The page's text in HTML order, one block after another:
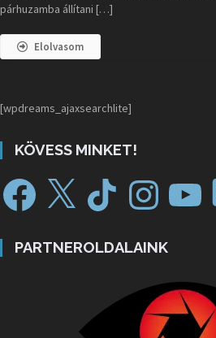
párhuzamba állítani […]
Elolvasom
[wpdreams_ajaxsearchlite]
KÖVESS MINKET!
PARTNEROLDALAINK